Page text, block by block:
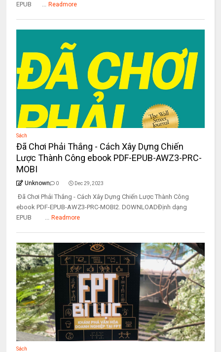
EPUB ... Readmore
Sách
Đã Chơi Phải Thắng - Cách Xây Dựng Chiến
Lược Thành Công ebook PDF-EPUB-AWZ3-PRC-
MOBI
Unknown 0 Dec 29, 2023
Đã Chơi Phải Thắng - Cách Xây Dựng Chiến Lược Thành Công
ebook PDF-EPUB-AWZ3-PRC-MOBI2. DOWNLOADĐịnh dạng
EPUB ... Readmore
Sách